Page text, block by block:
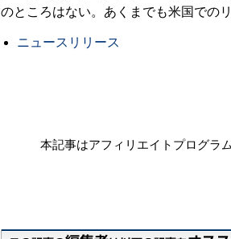
のところはない。あくまでも米国でのリ
ニュースリリース
本記事はアフィリエイトプログラ